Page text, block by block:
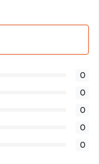
0
0
0
0
0